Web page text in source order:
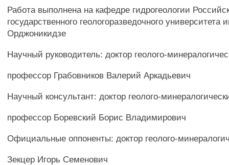
Работа выполнена на кафедре гидрогеологии
государственного геологоразведочного университета
Орджоникидзе
Научный руководитель: доктор геолого-
профессор Грабовников Валерий Аркадьевич
Научный консультант: доктор геолого-
профессор Боревский Борис Владимирович
Официальные оппоненты: доктор геолого-
Зекцер Игорь Семенович